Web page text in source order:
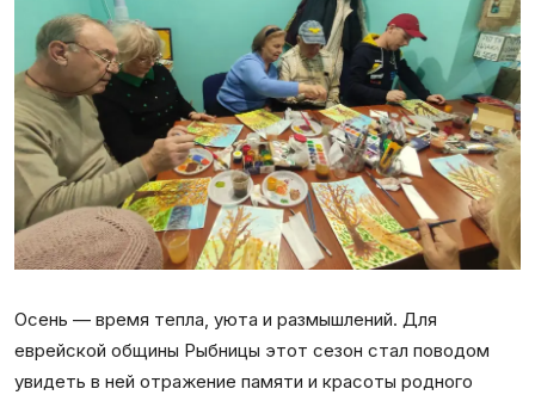
Осень — время тепла, уюта и размышлений. Для
еврейской общины Рыбницы этот сезон стал поводом
увидеть в ней отражение памяти и красоты родного